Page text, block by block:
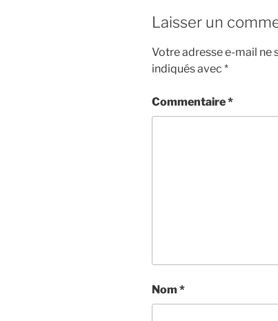
Laisser un
Votre adresse e-mail ne
indiqués avec *
Commentaire*
Nom *